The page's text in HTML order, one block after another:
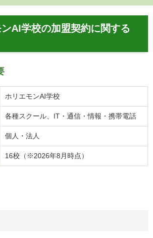
AI学校の加盟契約に関する
ホリエモンAI学校
各種スクール、IT・通信・情報・携帯電話
個人・法人
16校（※2026年8月時点）